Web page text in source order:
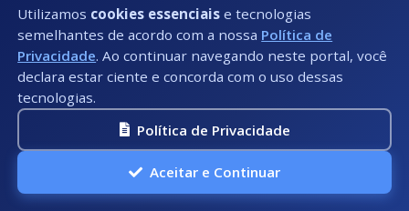
Endereço / Ouvidoria:
Rua Átila Vivaqua, Nº 79 - Centro, Presidente
Kennedy - ES, CEP: 29350-000
Utilizamos cookies essenciais e tecnologias
semelhantes de acordo com a nossa Política de
Privacidade. Ao continuar navegando neste portal, você
declara estar ciente e concorda com o uso dessas
tecnologias.
Política de Privacidade
Aceitar e Continuar